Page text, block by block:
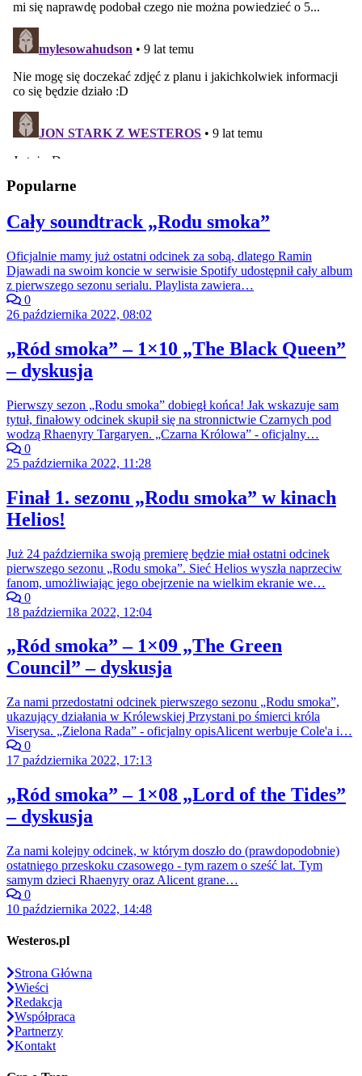
Popularne
Cały soundtrack „Rodu smoka”
Oficjalnie mamy już ostatni odcinek za sobą, dlatego Ramin
Djawadi na swoim koncie w serwisie Spotify udostępnił cały album
z pierwszego sezonu serialu. Playlista zawiera…
0
26 października 2022, 08:02
„Ród smoka” – 1×10 „The Black Queen”
– dyskusja
Pierwszy sezon „Rodu smoka” dobiegł końca! Jak wskazuje sam
tytuł, finałowy odcinek skupił się na stronnictwie Czarnych pod
wodzą Rhaenyry Targaryen. „Czarna Królowa” - oficjalny…
0
25 października 2022, 11:28
Finał 1. sezonu „Rodu smoka” w kinach
Helios!
Już 24 października swoją premierę będzie miał ostatni odcinek
pierwszego sezonu „Rodu smoka”. Sieć Helios wyszła naprzeciw
fanom, umożliwiając jego obejrzenie na wielkim ekranie we…
0
18 października 2022, 12:04
„Ród smoka” – 1×09 „The Green
Council” – dyskusja
Za nami przedostatni odcinek pierwszego sezonu „Rodu smoka”,
ukazujący działania w Królewskiej Przystani po śmierci króla
Viserysa. „Zielona Rada” - oficjalny opisAlicent werbuje Cole'a i…
0
17 października 2022, 17:13
„Ród smoka” – 1×08 „Lord of the Tides”
– dyskusja
Za nami kolejny odcinek, w którym doszło do (prawdopodobnie)
ostatniego przeskoku czasowego - tym razem o sześć lat. Tym
samym dzieci Rhaenyry oraz Alicent grane…
0
10 października 2022, 14:48
Westeros.pl
Strona Główna
Wieści
Redakcja
Współpraca
Partnerzy
Kontakt